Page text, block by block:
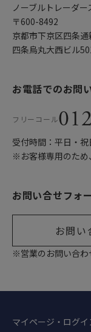
ノーブルトレーダー
〒600-8492
京都市下京区四条
四条烏丸大西ビル
お電話でのお問
フリーコール
受付時間：平日・祝
※お客様専用のため
お問い合せフォ
お問い
※営業のお問い合わ
マイページ・ログイ